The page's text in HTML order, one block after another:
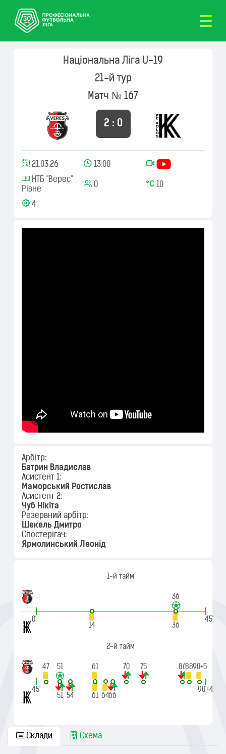
Національна Ліга U-19
21-й тур
Матч № 167
2 : 0
21.03.26
13:00
НТБ "Верес"
Рівне
0 10
4
Арбітр:
Батрин Владислав
Асистент 1:
Маморський Ростислав
Асистент 2:
Чуб Нікіта
Резервний арбітр:
Шекель Дмитро
Спостерігач:
Ярмолинський Леонід
1-й тайм
36
|
0'
14
36
|
45'
2-й тайм
47 51 61 70 75 868890+5
|
45'
51 54 61 6466
|
90'+4
Склади Схема